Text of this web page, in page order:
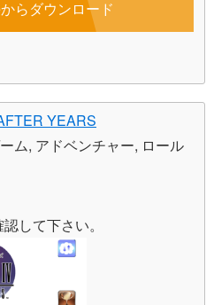
らダウンロード
YEARS
ム, アドベンチャー, ロール
して下さい。